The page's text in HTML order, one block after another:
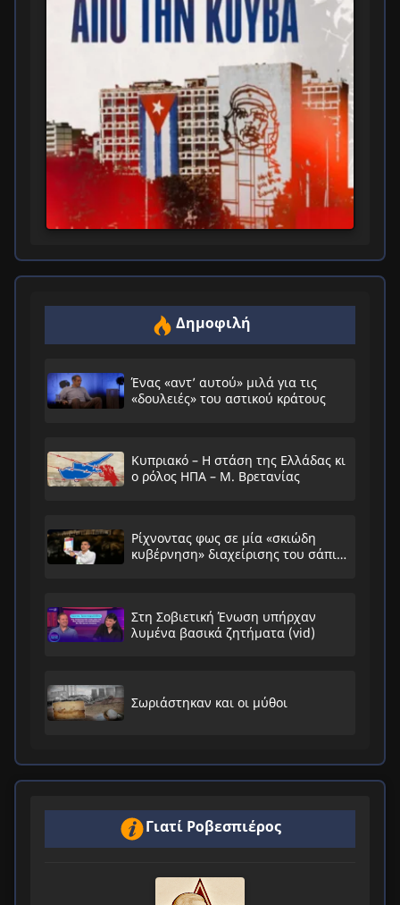
Δημοφιλή
Ένας «αντ’ αυτού» μιλά για τις
«δουλειές» του αστικού κράτους
Κυπριακό – Η στάση της Ελλάδας κι
ο ρόλος ΗΠΑ – Μ. Βρετανίας
Ρίχνοντας φως σε μία «σκιώδη
κυβέρνηση» διαχείρισης του σάπιου
Στη Σοβιετική Ένωση υπήρχαν
λυμένα βασικά ζητήματα (vid)
Σωριάστηκαν και οι μύθοι
Γιατί Ροβεσπιέρος